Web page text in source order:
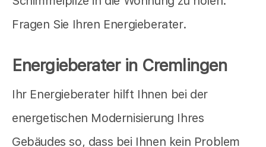
Fragen Sie Ihren Energieberater.
Energieberater in Cremlingen
Ihr Energieberater hilft Ihnen bei der
energetischen Modernisierung Ihres
Gebäudes so, dass bei Ihnen kein Problem